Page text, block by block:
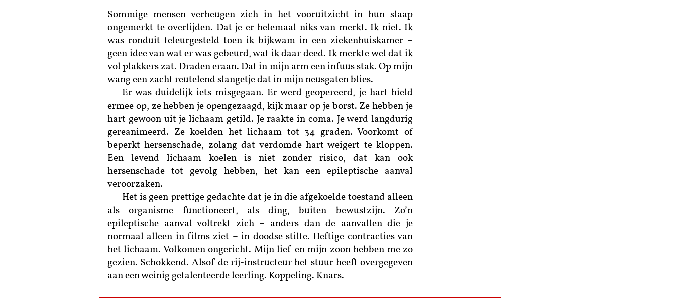
Sommige mensen verheugen zich in het vooruitzicht in hun slaap
ongemerkt te overlijden. Dat je er helemaal niks van merkt. Ik niet. Ik
was ronduit teleurgesteld toen ik bijkwam in een ziekenhuiskamer –
geen idee van wat er was gebeurd, wat ik daar deed. Ik merkte wel dat ik
vol plakkers zat. Draden eraan. Dat in mijn arm een infuus stak. Op mijn
wang een zacht reutelend slangetje dat in mijn neusgaten blies.
Er was duidelijk iets misgegaan. Er werd geopereerd, je hart hield
ermee op, ze hebben je opengezaagd, kijk maar op je borst. Ze hebben je
hart gewoon uit je lichaam getild. Je raakte in coma. Je werd langdurig
gereanimeerd. Ze koelden het lichaam tot 34 graden. Voorkomt of
beperkt hersenschade, zolang dat verdomde hart weigert te kloppen.
Een levend lichaam koelen is niet zonder risico, dat kan ook
hersenschade tot gevolg hebben, het kan een epileptische aanval
veroorzaken.
Het is geen prettige gedachte dat je in die afgekoelde toestand alleen
als organisme functioneert, als ding, buiten bewustzijn. Zo’n
epileptische aanval voltrekt zich – anders dan de aanvallen die je
normaal alleen in films ziet – in doodse stilte. Heftige contracties van
het lichaam. Volkomen ongericht. Mijn lief en mijn zoon hebben me zo
gezien. Schokkend. Alsof de rij-instructeur het stuur heeft overgegeven
aan een weinig getalenteerde leerling. Koppeling. Knars.